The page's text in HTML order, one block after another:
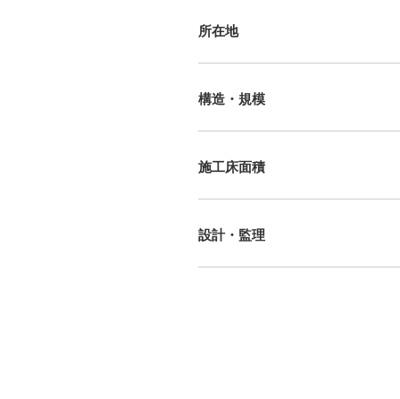
所在地
構造・規模
施工床面積
設計・監理